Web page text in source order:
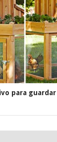
para guardar